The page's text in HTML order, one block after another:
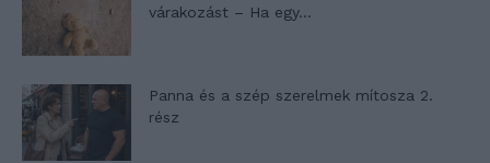
várakozást – Ha egy...
Panna és a szép szerelmek mítosza 2.
rész